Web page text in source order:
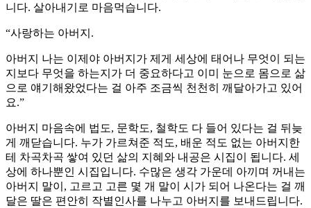
니다. 살아내기로 마음먹습니다.
“사랑하는 아버지.
아버지 나는 이제야 아버지가 제게 세상에 태어나 무엇이 되는
지보다 무엇을 하는지가 더 중요하다고 이미 눈으로 몸으로 삶
으로 얘기해왔었다는 걸 아주 조금씩 천천히 깨달아가고 있어
요.”
아버지 마음속에 법도, 문학도, 철학도 다 들어 있다는 걸 뒤늦
게 깨닫습니다. 누가 가르쳐준 적도, 배운 적도 없는 아버지한
테 차곡차곡 쌓여 있던 삶의 지혜와 내공은 시집이 됩니다. 세
상에 하나뿐인 시집입니다. 수많은 생각 가운데 아끼며 꺼내는
아버지 말이, 고르고 고른 몇 개 말이 시가 되어 나온다는 걸 깨
달은 딸은 편안히 작별인사를 나누고 아버지를 보내드립니다.